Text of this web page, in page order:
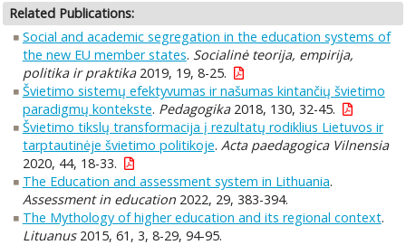
Related Publications:
Social and academic segregation in the education systems of
the new EU member states. Socialinė teorija, empirija,
politika ir praktika2019, 19, 8-25.
Švietimo sistemų efektyvumas ir našumas kintančių švietimo
paradigmų kontekste. Pedagogika2018, 130, 32-45.
Švietimo tikslų transformacija į rezultatų rodiklius Lietuvos ir
tarptautinėje švietimo politikoje. Acta paedagogica Vilnensia
2020, 44, 18-33.
The Education and assessment system in Lithuania.
Assessment in education2022, 29, 383-394.
The Mythology of higher education and its regional context.
Lituanus2015, 61, 3, 8-29, 94-95.